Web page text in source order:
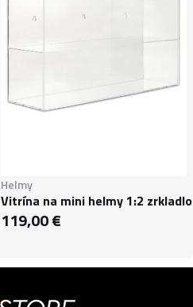
Helmy
Vitrína na mini helmy 1:2 zrkladlo
119,00 €